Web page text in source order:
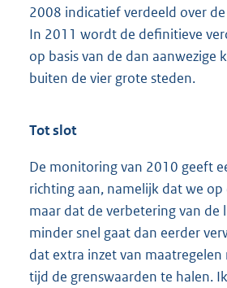
2008 indicatief verdeeld over
In 2011 wordt de definitieve
op basis van de dan aanwezige
buiten de vier grote steden.
Tot slot
De monitoring van 2010 geeft
richting aan, namelijk dat we op
maar dat de verbetering van de
minder snel gaat dan eerder
dat extra inzet van maatregelen
tijd de grenswaarden te halen.